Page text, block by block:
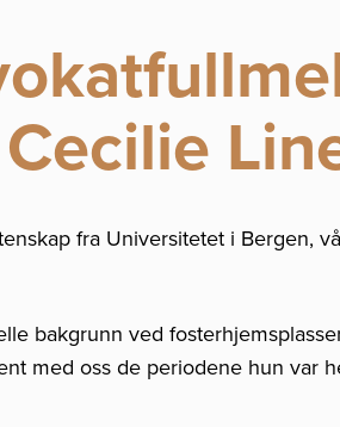
fra Universitetet i Bergen,
bakgrunn ved
med oss de periodene hun var